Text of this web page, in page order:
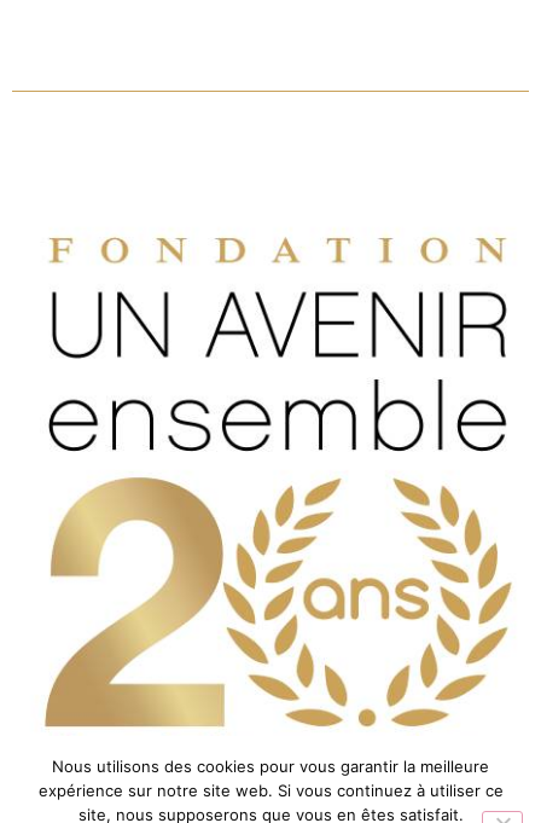
Nous utilisons des cookies pour vous garantir la meilleure
expérience sur notre site web. Si vous continuez à utiliser ce
site, nous supposerons que vous en êtes satisfait.